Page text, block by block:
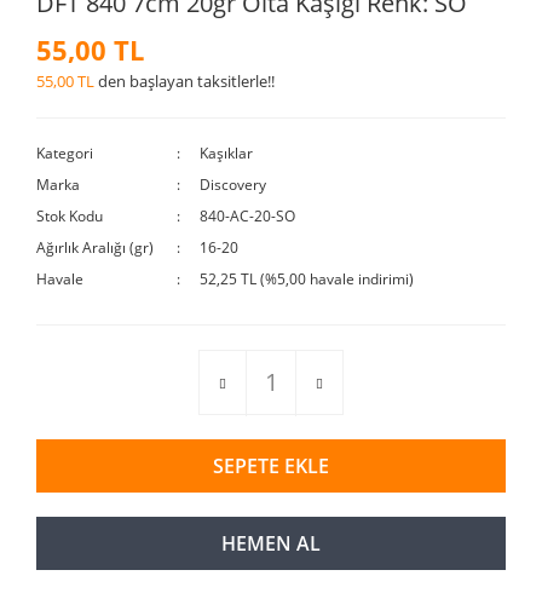
55,00 TL
55,00 TLden başlayan taksitlerle!!
Kategori
Kaşıklar
Marka
Discovery
Stok Kodu
840-AC-20-SO
Ağırlık Aralığı (gr)
16-20
Havale
52,25 TL (%5,00 havale indirimi)
SEPETE EKLE
HEMEN AL